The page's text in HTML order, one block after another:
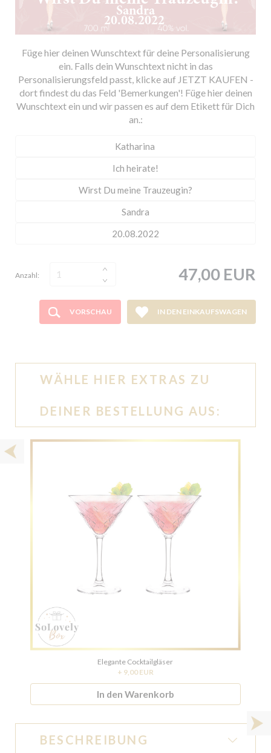
Füge hier deinen Wunschtext für deine Personalisierung
ein. Falls dein Wunschtext nicht in das
Personalisierungsfeld passt, klicke auf JETZT KAUFEN -
dort findest du das Feld 'Bemerkungen'! Füge hier deinen
Wunschtext ein und wir passen es auf dem Etikett für Dich
an.:
Anzahl: 47,00 EUR
IN DEN EINKAUFSWAGEN
VORSCHAU
WÄHLE HIER EXTRAS ZU
DEINER BESTELLUNG AUS:
Elegante Cocktailgläser
+ 9,00 EUR
In den Warenkorb
BESCHREIBUNG